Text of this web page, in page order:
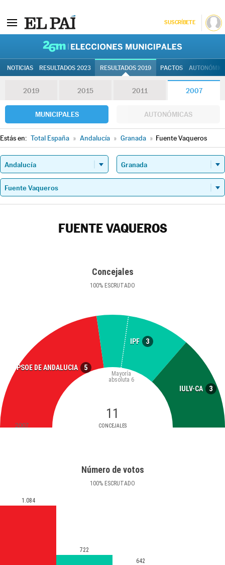
SUSCRÍBETE
NOTICIAS RESULTADOS 2023 RESULTADOS 2019 PACTOS
2019 2015 2011 2007
MUNICIPALES AUTONÓMICAS
Estás en: Total España » Andalucía » Granada » Fuente Vaqueros
FUENTE VAQUEROS
Concejales
100% ESCRUTADO
PSOE DE ANDALUCIA 5
IPF 3
IULV-CA 3
11
CONCEJALES
Mayoría
absoluta 6
2007
Número de votos
100% ESCRUTADO
1.084
722
642